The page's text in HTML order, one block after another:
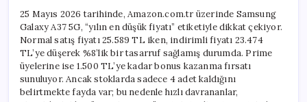
Satışta
için
25 Mayıs 2026 tarihinde, Amazon.com.tr üzerinde Samsung
Galaxy A37 5G, “yılın en düşük fiyatı” etiketiyle dikkat çekiyor.
Normal satış fiyatı 25.589 TL iken, indirimli fiyatı 23.474
TL’ye düşerek %8’lik bir tasarruf sağlamış durumda. Prime
üyelerine ise 1.500 TL’ye kadar bonus kazanma fırsatı
sunuluyor. Ancak stoklarda sadece 4 adet kaldığını
belirtmekte fayda var; bu nedenle hızlı davrananlar,